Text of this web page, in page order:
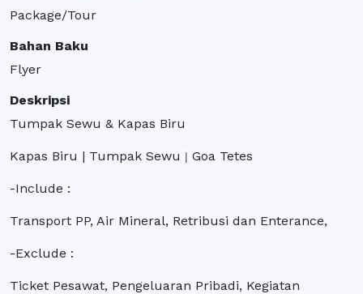
Package/Tour
Bahan Baku
Flyer
Deskripsi
Tumpak Sewu & Kapas Biru
Kapas Biru | Tumpak Sewu | Goa Tetes
-Include :
Transport PP, Air Mineral, Retribusi dan Enterance,
-Exclude :
Ticket Pesawat, Pengeluaran Pribadi, Kegiatan